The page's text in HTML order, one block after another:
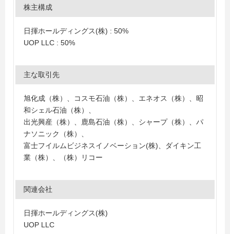
株主構成
日揮ホールディングス(株) : 50%
UOP LLC : 50%
主な取引先
旭化成（株）、コスモ石油（株）、エネオス（株）、昭
和シェル石油（株）、
出光興産（株）、鹿島石油（株）、シャープ（株）、パ
ナソニック（株）、
富士フイルムビジネスイノベーション(株)、ダイキン工
業（株）、（株）リコー
関連会社
日揮ホールディングス(株)
UOP LLC